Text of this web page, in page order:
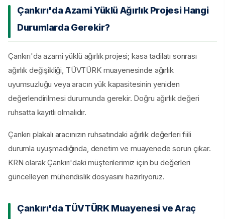
Çankırı'da Azami Yüklü Ağırlık Projesi Hangi
Durumlarda Gerekir?
Çankırı'da azami yüklü ağırlık projesi; kasa tadilatı sonrası
ağırlık değişikliği, TÜVTÜRK muayenesinde ağırlık
uyumsuzluğu veya aracın yük kapasitesinin yeniden
değerlendirilmesi durumunda gerekir. Doğru ağırlık değeri
ruhsatta kayıtlı olmalıdır.
Çankırı plakalı aracınızın ruhsatındaki ağırlık değerleri fiili
durumla uyuşmadığında, denetim ve muayenede sorun çıkar.
KRN olarak Çankırı'daki müşterilerimiz için bu değerleri
güncelleyen mühendislik dosyasını hazırlıyoruz.
Çankırı'da TÜVTÜRK Muayenesi ve Araç